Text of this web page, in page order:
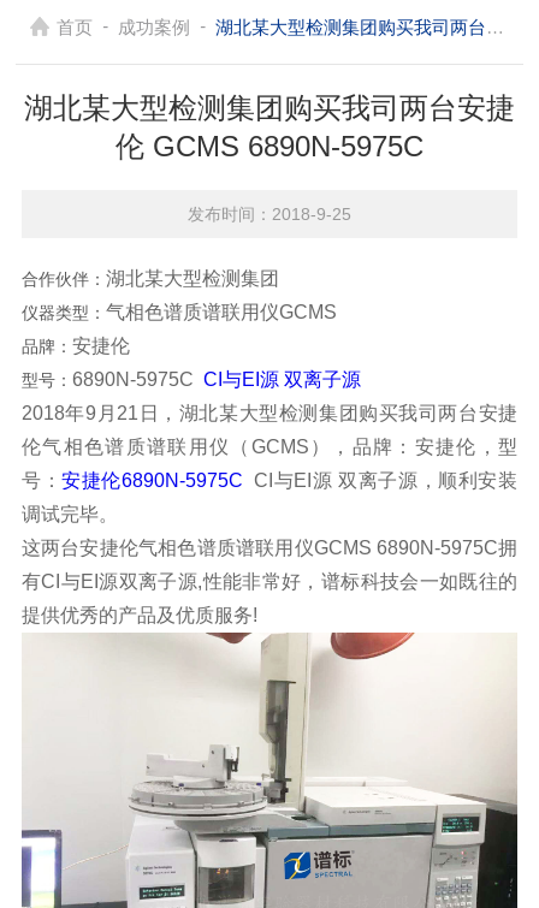
首页 - 成功案例 - 湖北某大型检测集团购买我司两台安捷伦 GCMS 6890N-5975C
湖北某大型检测集团购买我司两台安捷
伦 GCMS 6890N-5975C
发布时间：2018-9-25
合作伙伴： 湖北某大型检测集团
仪器类型： 气相色谱质谱联用仪GCMS
品牌： 安捷伦
型号： 6890N-5975C CI与EI源 双离子源
2018年9月21日，湖北某大型检测集团购买我司两台安捷
伦气相色谱质谱联用仪（GCMS），品牌：安捷伦，型
号：安捷伦6890N-5975C CI与EI源 双离子源，顺利安装
调试完毕。
这两台安捷伦气相色谱质谱联用仪GCMS 6890N-5975C拥
有CI与EI源双离子源,性能非常好，谱标科技会一如既往的
提供优秀的产品及优质服务!